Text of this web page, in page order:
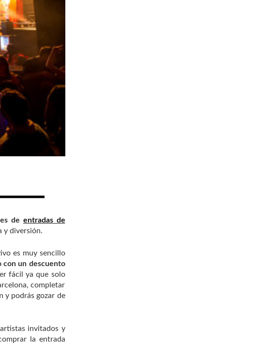
de entradas de
y diversión.
es muy sencillo
un descuento
fácil ya que solo
completar
y podrás gozar de
invitados y
la entrada